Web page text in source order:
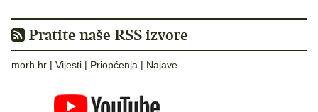
Pratite naše RSS izvore
morh.hr | Vijesti | Priopćenja | Najave